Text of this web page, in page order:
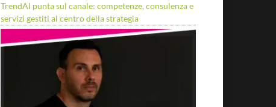
TrendAI punta sul canale: competenze, consulenza e
servizi gestiti al centro della strategia